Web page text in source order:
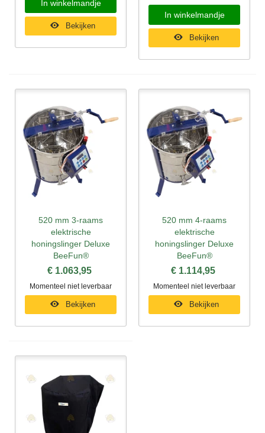
In winkelmandje
Bekijken
In winkelmandje
Bekijken
520 mm 3-raams
elektrische
honingslinger Deluxe
BeeFun®
€ 1.063,95
Momenteel niet leverbaar
Bekijken
520 mm 4-raams
elektrische
honingslinger Deluxe
BeeFun®
€ 1.114,95
Momenteel niet leverbaar
Bekijken